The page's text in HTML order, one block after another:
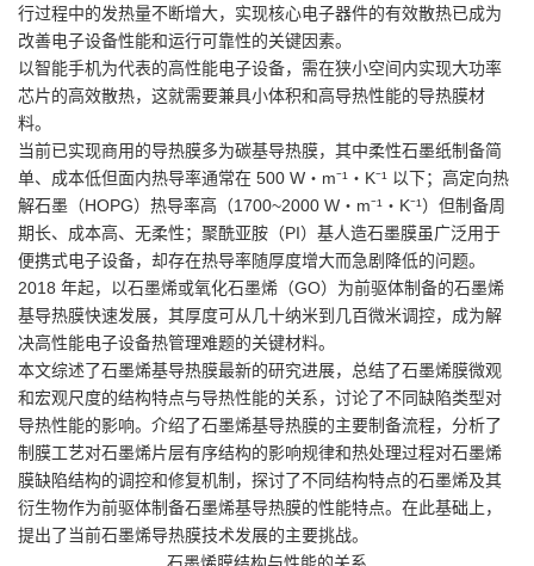
行过程中的发热量不断增大，实现核心电子器件的有效散热已成为
改善电子设备性能和运行可靠性的关键因素。
以智能手机为代表的高性能电子设备，需在狭小空间内实现大功率
芯片的高效散热，这就需要兼具小体积和高导热性能的导热膜材
料。
当前已实现商用的导热膜多为碳基导热膜，其中柔性石墨纸制备简
单、成本低但面内热导率通常在 500 W・m⁻¹・K⁻¹ 以下；高定向热
解石墨（HOPG）热导率高（1700~2000 W・m⁻¹・K⁻¹）但制备周
期长、成本高、无柔性；聚酰亚胺（PI）基人造石墨膜虽广泛用于
便携式电子设备，却存在热导率随厚度增大而急剧降低的问题。
2018 年起，以石墨烯或氧化石墨烯（GO）为前驱体制备的石墨烯
基导热膜快速发展，其厚度可从几十纳米到几百微米调控，成为解
决高性能电子设备热管理难题的关键材料。
本文综述了石墨烯基导热膜最新的研究进展，总结了石墨烯膜微观
和宏观尺度的结构特点与导热性能的关系，讨论了不同缺陷类型对
导热性能的影响。介绍了石墨烯基导热膜的主要制备流程，分析了
制膜工艺对石墨烯片层有序结构的影响规律和热处理过程对石墨烯
膜缺陷结构的调控和修复机制，探讨了不同结构特点的石墨烯及其
衍生物作为前驱体制备石墨烯基导热膜的性能特点。在此基础上，
提出了当前石墨烯导热膜技术发展的主要挑战。
石墨烯膜结构与性能的关系